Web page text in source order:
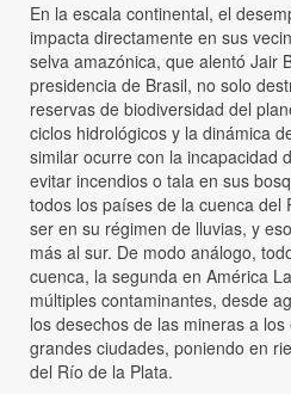
En la escala continental, el
impacta directamente en sus
selva amazónica, que alentó Jair
presidencia de Brasil, no solo
reservas de biodiversidad del
ciclos hidrológicos y la dinámica
similar ocurre con la incapacidad
evitar incendios o tala en sus
todos los países de la cuenca del
ser en su régimen de lluvias, y
más al sur. De modo análogo,
cuenca, la segunda en América
múltiples contaminantes, desde
los desechos de las mineras a
grandes ciudades, poniendo en
del Río de la Plata.